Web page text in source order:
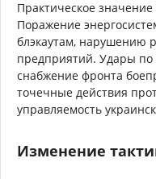
Практическое
Поражение
блэкаутам, нарушению
предприятий. Удары по
снабжение фронта
точечные действия
управляемость
Изменение